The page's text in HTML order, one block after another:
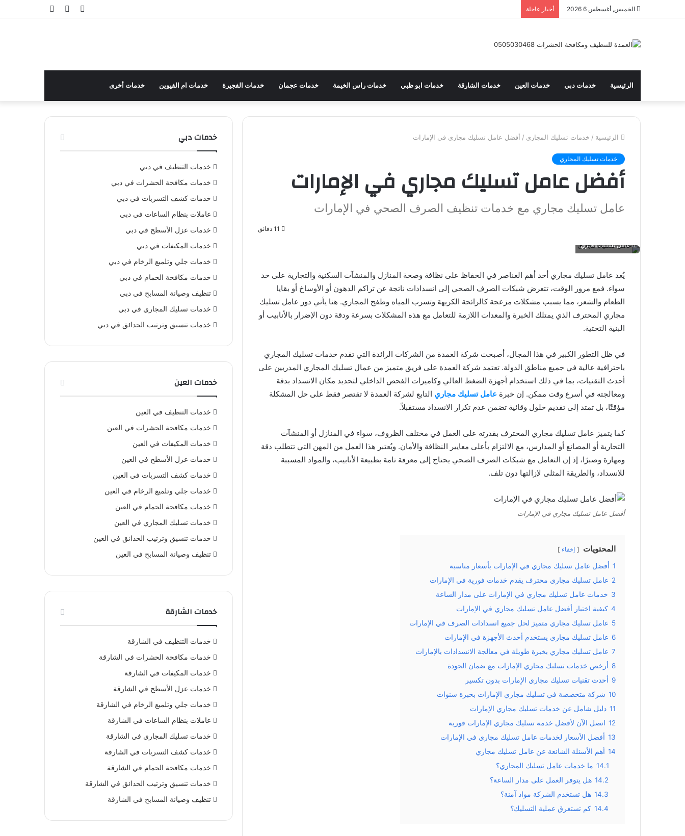
الخميس, أغسطس 6 2026 أخبار عاجلة
مقال تسجيل
الرئيسية خدمات دبي خدمات العين خدمات الشارقة خدمات ابو ظبي خدمات راس الخيمة خدمات عجمان خدمات الفجيرة خدمات ام القيوين خدمات أخرى
الرئيسية / خدمات تسليك المجاري / أفضل عامل تسليك مجاري في الإمارات
خدمات تسليك المجاري
أفضل عامل تسليك مجاري في الإمارات
عامل تسليك مجاري مع خدمات تنظيف الصرف الصحي في الإمارات
عامل تسليك مجاري
يُعد عامل تسليك مجاري أحد أهم العناصر في الحفاظ على نظافة وصحة المنازل والمنشآت السكنية والتجارية على حد
سواء. فمع مرور الوقت، تتعرض شبكات الصرف الصحي إلى انسدادات ناتجة عن تراكم الدهون أو الأوساخ أو بقايا
الطعام والشعر، مما يسبب مشكلات مزعجة كالرائحة الكريهة وتسرب المياه وطفح المجاري. هنا يأتي دور عامل تسليك
مجاري المحترف الذي يمتلك الخبرة والمعدات اللازمة للتعامل مع هذه المشكلات بسرعة ودقة دون الإضرار بالأنابيب أو
البنية التحتية.
في ظل التطور الكبير في هذا المجال، أصبحت شركة العمدة من الشركات الرائدة التي تقدم خدمات تسليك المجاري
باحترافية عالية في جميع مناطق الدولة. تعتمد شركة العمدة على فريق متميز من عمال تسليك المجاري المدربين على
أحدث التقنيات، بما في ذلك استخدام أجهزة الضغط العالي وكاميرات الفحص الداخلي لتحديد مكان الانسداد بدقة
ومعالجته في أسرع وقت ممكن. إن خبرة عامل تسليك مجاري التابع لشركة العمدة لا تقتصر فقط على حل المشكلة
مؤقتًا، بل تمتد إلى تقديم حلول وقائية تضمن عدم تكرار الانسداد مستقبلاً.
كما يتميز عامل تسليك مجاري المحترف بقدرته على العمل في مختلف الظروف، سواء في المنازل أو المنشآت
التجارية أو المصانع أو المدارس، مع الالتزام بأعلى معايير النظافة والأمان. ويُعتبر هذا العمل من المهن التي تتطلب دقة
ومهارة وصبرًا، إذ إن التعامل مع شبكات الصرف الصحي يحتاج إلى معرفة تامة بطبيعة الأنابيب، والمواد المسببة
للانسداد، والطريقة المثلى لإزالتها دون تلف.
أفضل عامل تسليك مجاري في الإمارات
المحتويات إخفاء
1 أفضل عامل تسليك مجاري في الإمارات بأسعار مناسبة
2 عامل تسليك مجاري محترف يقدم خدمات فورية في الإمارات
3 خدمات عامل تسليك مجاري في الإمارات على مدار الساعة
4 كيفية اختيار أفضل عامل تسليك مجاري في الإمارات
5 عامل تسليك مجاري متميز لحل جميع انسدادات الصرف في الإمارات
6 عامل تسليك مجاري يستخدم أحدث الأجهزة في الإمارات
7 عامل تسليك مجاري بخبرة طويلة في معالجة الانسدادات بالإمارات
8 أرخص خدمات تسليك مجاري الإمارات مع ضمان الجودة
9 أحدث تقنيات تسليك مجاري الإمارات بدون تكسير
10 شركة متخصصة في تسليك مجاري الإمارات بخبرة سنوات
11 دليل شامل عن خدمات تسليك مجاري الإمارات
12 اتصل الآن لأفضل خدمة تسليك مجاري الإمارات فورية
13 أفضل الأسعار لخدمات عامل تسليك مجاري في الإمارات
14 أهم الأسئلة الشائعة عن عامل تسليك مجاري
14.1 ما خدمات عامل تسليك المجاري؟
14.2 هل يتوفر العمل على مدار الساعة؟
14.3 هل تستخدم الشركة مواد آمنة؟
14.4 كم تستغرق عملية التسليك؟
خدمات دبي
خدمات التنظيف في دبي
خدمات مكافحة الحشرات في دبي
خدمات كشف التسربات في دبي
عاملات بنظام الساعات في دبي
خدمات عزل الأسطح في دبي
خدمات المكيفات في دبي
خدمات جلي وتلميع الرخام في دبي
خدمات مكافحة الحمام في دبي
تنظيف وصيانة المسابح في دبي
خدمات تسليك المجاري في دبي
خدمات تنسيق وترتيب الحدائق في دبي
خدمات العين
خدمات التنظيف في العين
خدمات مكافحة الحشرات في العين
خدمات المكيفات في العين
خدمات عزل الأسطح في العين
خدمات كشف التسربات في العين
خدمات جلي وتلميع الرخام في العين
خدمات مكافحة الحمام في العين
خدمات تسليك المجاري في العين
خدمات تنسيق وترتيب الحدائق في العين
تنظيف وصيانة المسابح في العين
خدمات الشارقة
خدمات التنظيف في الشارقة
خدمات مكافحة الحشرات في الشارقة
خدمات المكيفات في الشارقة
خدمات عزل الأسطح في الشارقة
خدمات جلي وتلميع الرخام في الشارقة
عاملات بنظام الساعات في الشارقة
خدمات تسليك المجاري في الشارقة
خدمات كشف التسربات في الشارقة
خدمات مكافحة الحمام في الشارقة
خدمات تنسيق وترتيب الحدائق في الشارقة
تنظيف وصيانة المسابح في الشارقة